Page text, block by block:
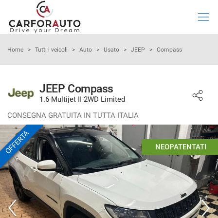
HOME
ACQUISTA IL TUO VEICOLO ONLINE
VALUTAZIONE USATO
NOLEGGIO LUNGO TERMINE
CHI SIAMO
ASSISTENZA
Home > Tutti i veicoli > Auto > Usato > JEEP > Compass
JEEP Compass
1.6 Multijet II 2WD Limited
CONSEGNA GRATUITA IN TUTTA ITALIA
OFFERTA NEOPATENTATI
tue
preferenze
di
pannello
consente
di
esprimere
le
tue
preferenze
di
consenso
alle
tecnologie
di